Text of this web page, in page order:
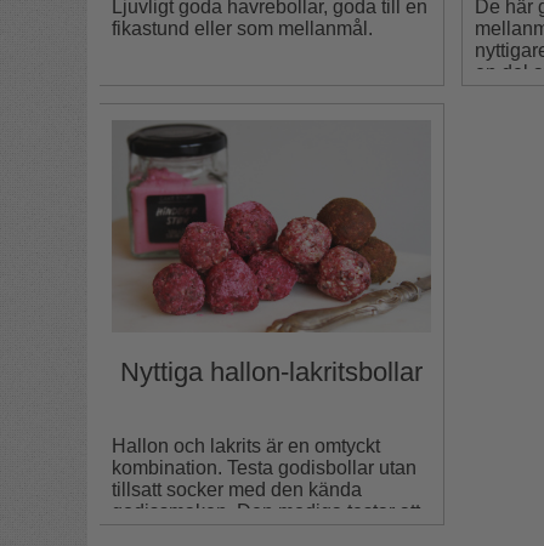
Ljuvligt goda havrebollar, goda till en
fikastund eller som mellanmål.
De här
en del
Nyttiga hallon-lakritsbollar
Hallon och lakrits är en omtyckt
kombination. Testa godisbollar utan
tillsatt socker med den kända
godissmaken. Den modiga testar att